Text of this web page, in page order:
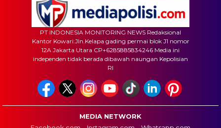
PT INDONESIA MONITORING NEWS Redaksional
Kantor Kowari:Jln.Kelapa gading permai blok J1 nomor
12A Jakarta Utara CP+6285885834246 Media ini
independen tidak berada dibawah naungan Kepolisian
RI
MEDIA NETWORK